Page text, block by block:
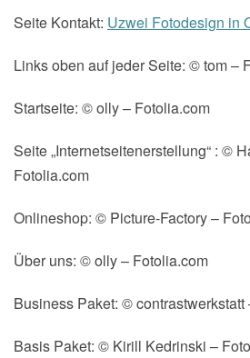
Seite Kontakt: Uzwei Fotodesign in
Links oben auf jeder Seite: © tom –
Startseite: © olly – Fotolia.com
Seite „Internetseitenerstellung“ : ©
Fotolia.com
Onlineshop: © Picture-Factory –
Über uns: © olly – Fotolia.com
Business Paket: © contrastwerkstatt
Basis Paket: © Kirill Kedrinski –